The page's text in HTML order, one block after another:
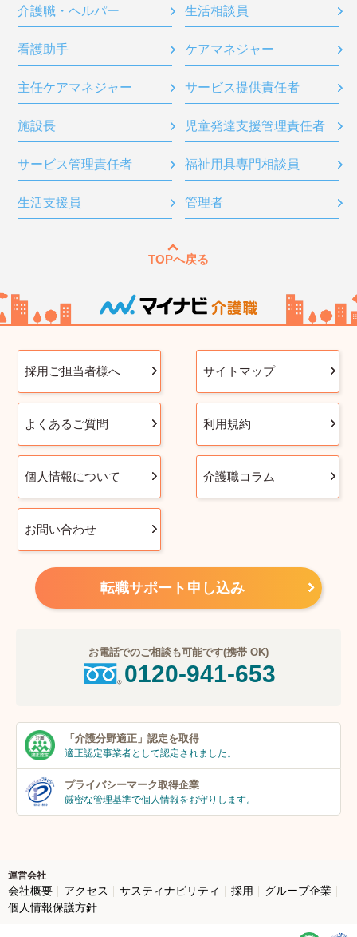
介護職・ヘルパー 生活相談員
看護助手 ケアマネジャー
主任ケアマネジャー サービス提供責任者
施設長 児童発達支援管理責任者
サービス管理責任者 福祉用具専門相談員
生活支援員 管理者
TOPへ戻る
採用ご担当者様へ サイトマップ
よくあるご質問 利用規約
個人情報について 介護職コラム
お問い合わせ
転職サポート申し込み
お電話でのご相談も可能です(携帯 OK)
0120-941-653
「介護分野適正」 認定を取得
適正認定事業者として認定されました。
プライバシーマーク取得企業
厳密な管理基準で個人情報をお守りします。
運営会社
会社概要 アクセス サスティナビリティ 採用
グループ企業
個人情報保護方針